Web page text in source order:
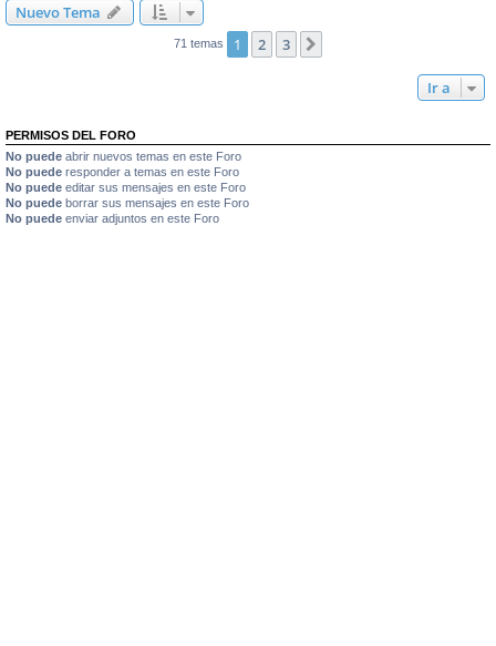
Nuevo Tema
71 temas 1 2 3
Ir a
PERMISOS DEL FORO
No puede abrir nuevos temas en este Foro
No puede responder a temas en este Foro
No puede editar sus mensajes en este Foro
No puede borrar sus mensajes en este Foro
No puede enviar adjuntos en este Foro